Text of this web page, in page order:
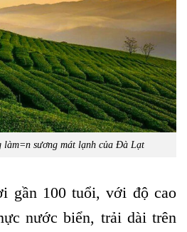
làm=n sương mát lạnh của Đà Lạt
gần 100 tuổi, với độ cao
nước biển, trải dài trên